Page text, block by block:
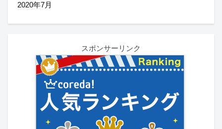
2020年7月
スポンサーリンク